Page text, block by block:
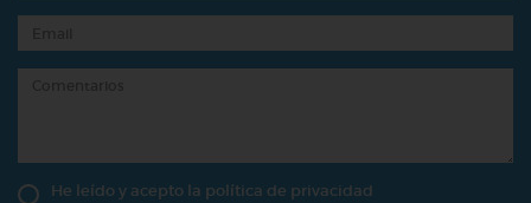
He leído y acepto la política de privacidad